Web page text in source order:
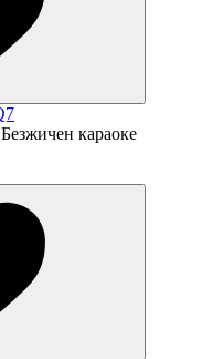
Безжичен караоке